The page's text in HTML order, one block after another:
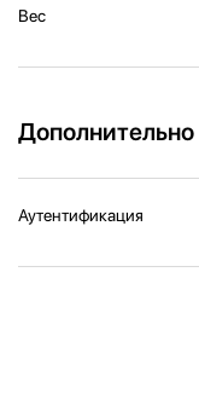
Вес
Дополнительно
Аутентификация